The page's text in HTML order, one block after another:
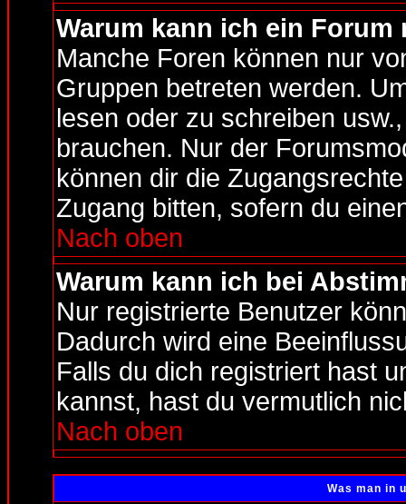
Warum kann ich ein
Manche Foren können nur
Gruppen betreten werden.
lesen oder zu schreiben
brauchen. Nur der
können dir die
Zugang bitten, sofern du
Nach oben
Warum kann ich bei
Nur registrierte Benutzer
Dadurch wird eine
Falls du dich registriert hast
kannst, hast du vermutlich
Nach oben
Was man in